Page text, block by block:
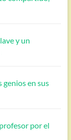
y un
genios en sus
por el